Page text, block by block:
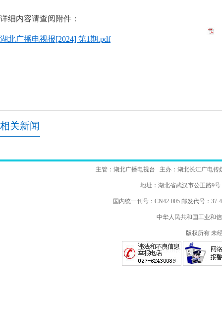
详细内容请查阅附件：
湖北广播电视报[2024] 第1期.pdf
相关新闻
主管：湖北广播电视台 主办：湖北长江广电
地址：湖北省武汉市
国内统一刊号：CN42-005 邮发代号：
中华人民共和国工业和
版权所有 未